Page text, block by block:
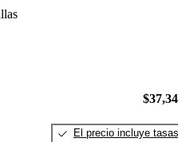
El precio incluye tasas